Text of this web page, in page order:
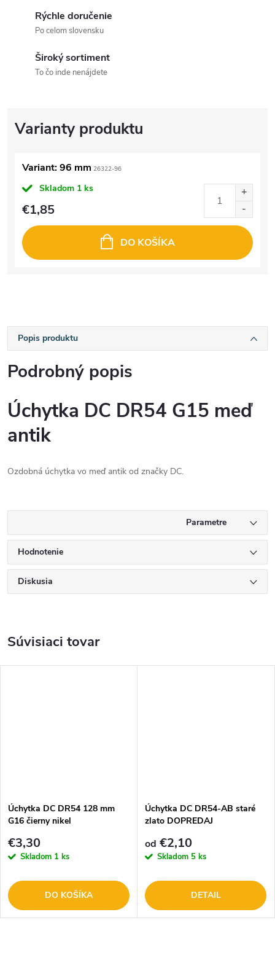
Rýchle doručenie
Po celom slovensku
Široký sortiment
To čo inde nenájdete
Variant: 96 mm 26322-96
Skladom 1 ks
€1,85
DO KOŠÍKA
Popis produktu
Podrobný popis
Úchytka DC DR54 G15 meď
antik
Ozdobná úchytka vo meď antik od značky DC.
Parametre
produktu
Hodnotenie
Diskusia
Súvisiaci tovar
Úchytka DC DR54 128 mm
G16 čierny nikel
€3,30
Skladom 1 ks
DO KOŠÍKA
Úchytka DC DR54-AB staré
zlato DOPREDAJ
od €2,10
Skladom 5 ks
DETAIL